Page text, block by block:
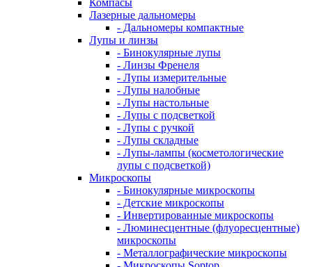
Компасы
Лазерные дальномеры
- Дальномеры компактные
Лупы и линзы
- Бинокулярные лупы
- Линзы Френеля
- Лупы измерительные
- Лупы налобные
- Лупы настольные
- Лупы с подсветкой
- Лупы с ручкой
- Лупы складные
- Лупы-лампы (косметологические
лупы с подсветкой)
Микроскопы
- Бинокулярные микроскопы
- Детские микроскопы
- Инвертированные микроскопы
- Люминесцентные (флуоресцентные)
микроскопы
- Металлографические микроскопы